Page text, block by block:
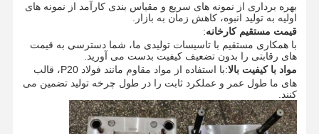
بهره برداری از نمونه های سریع و مقیاس بندی کارآمد از نمونه های
اولیه به تولید انبوه، کاهش زمان به بازار.
قیمت مستقیم کارخانه:
با همکاری مستقیم با تاسیسات تولیدی ما، شما دسترسی به قیمت
های رقابتی را بدون تضعیف کیفیت بدست می آورید.
مواد با کیفیت بالا:
با استفاده از مواد مقاوم مانند فولاد P20، قالب
های ما طول عمر و عملکرد ثابت را در طول چرخه تولید تضمین می
کنند.